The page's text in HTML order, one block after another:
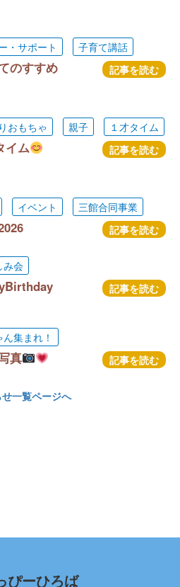
・サポート 子育て講話
のすすめ 記事を読む
おもちゃ 親子 １才タイム
イム 記事を読む
イベント 三館合同事業
記事を読む
み会
記事を読む
集まれ！
真 記事を読む
一覧ページへ
ぴーひろば